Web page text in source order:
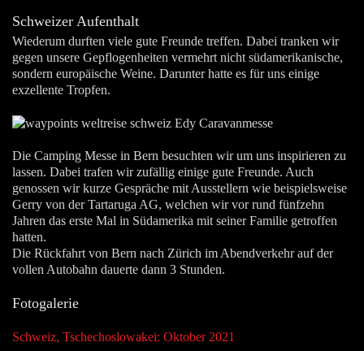
Schweizer Aufenthalt
Wiederum durften viele gute Freunde treffen. Dabei tranken wir
gegen unsere Gepflogenheiten vermehrt nicht südamerikanische,
sondern europäische Weine. Darunter hatte es für uns einige
exzellente Tropfen.
Die Camping Messe in Bern besuchten wir um uns inspirieren zu
lassen. Dabei trafen wir zufällig einige gute Freunde. Auch
genossen wir kurze Gespräche mit Ausstellern wie beispielsweise
Gerry von der Tartaruga AG, welchen wir vor rund fünfzehn
Jahren das erste Mal in Südamerika mit seiner Familie getroffen
hatten.
Die Rückfahrt von Bern nach Zürich im Abendverkehr auf der
vollen Autobahn dauerte dann 3 Stunden.
Fotogalerie
Schweiz, Tschechoslowakei: Oktober 2021